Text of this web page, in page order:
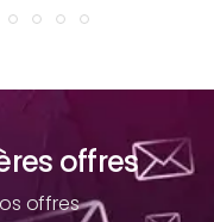
offres
offres